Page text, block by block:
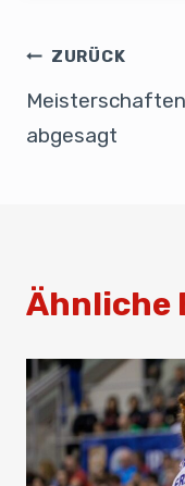
b
o
o
n
ZURÜCK
Meisterschaften
abgesagt
Ähnliche